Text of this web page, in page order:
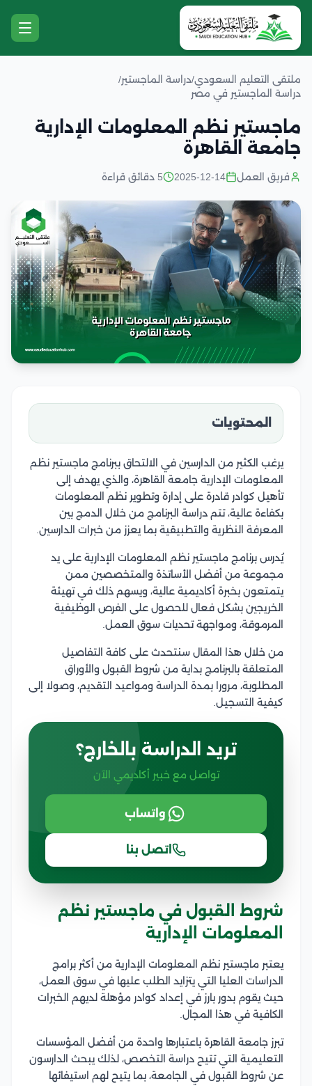
ملتقى التعليم السعودي/دراسة الماجستير/
دراسة الماجستير في مصر
ماجستير نظم المعلومات الإدارية
جامعة القاهرة
فريق العمل 2025-12-14 5 دقائق قراءة
المحتويات
يرغب الكثير من الدارسين في الالتحاق ببرنامج ماجستير نظم
المعلومات الإدارية جامعة القاهرة، والذي يهدف إلى
تأهيل كوادر قادرة على إدارة وتطوير نظم المعلومات
بكفاءة عالية، تتم دراسة البرنامج من خلال الدمج بين
المعرفة النظرية والتطبيقية بما يعزز من خبرات الدارسين.
يُدرس برنامج ماجستير نظم المعلومات الإدارية على يد
مجموعة من أفضل الأساتذة والمتخصصين ممن
يتمتعون بخبرة أكاديمية عالية، ويسهم ذلك في تهيئة
الخريجين بشكل فعال للحصول على الفرص الوظيفية
المرموقة، ومواجهة تحديات سوق العمل.
من خلال هذا المقال سنتحدث على كافة التفاصيل
المتعلقة بالبرنامج بداية من شروط القبول والأوراق
المطلوبة، مرورا بمدة الدراسة ومواعيد التقديم، وصولا إلى
كيفية التسجيل.
تريد الدراسة بالخارج؟
تواصل مع خبير أكاديمي الآن
واتساب
اتصل بنا
شروط القبول في ماجستير نظم
المعلومات الإدارية
يعتبر ماجستير نظم المعلومات الإدارية من أكثر برامج
الدراسات العليا التي يتزايد الطلب عليها في سوق العمل،
حيث يقوم بدور بارز في إعداد كوادر مؤهلة لديهم الخبرات
الكافية في هذا المجال.
تبرز جامعة القاهرة باعتبارها واحدة من أفضل المؤسسات
التعليمية التي تتيح دراسة التخصص، لذلك يبحث الدارسون
عن شروط القبول في الجامعة، بما يتيح لهم استيفائها